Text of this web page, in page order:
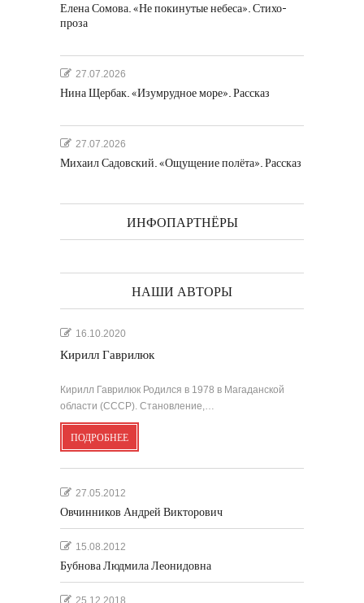
Елена Сомова. «Не покинутые небеса». Стихо-
проза
27.07.2026
Нина Щербак. «Изумрудное море». Рассказ
27.07.2026
Михаил Садовский. «Ощущение полёта». Рассказ
ИНФОПАРТНЁРЫ
НАШИ АВТОРЫ
16.10.2020
Кирилл Гаврилюк
Кирилл Гаврилюк Родился в 1978 в Магаданской
области (СССР). Становление,…
ПОДРОБНЕЕ
27.05.2012
Овчинников Андрей Викторович
15.08.2012
Бубнова Людмила Леонидовна
25.12.2018